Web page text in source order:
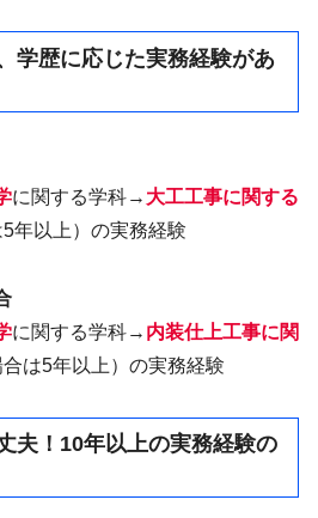
学歴に応じた実務経験があ
に関する学科→ 大工工事に関する
5年以上）の実務経験
に関する学科→ 内装仕上工事に関
合は5年以上）の実務経験
夫！10年以上の実務経験の